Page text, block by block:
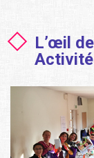
L’œil